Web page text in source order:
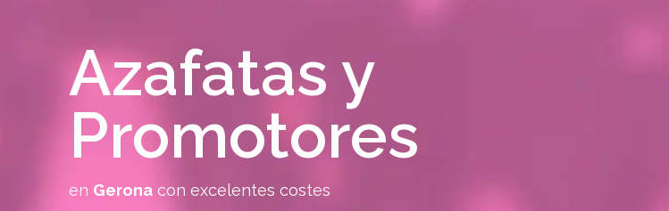
Azafatas y
Promotores
en Gerona con excelentes costes